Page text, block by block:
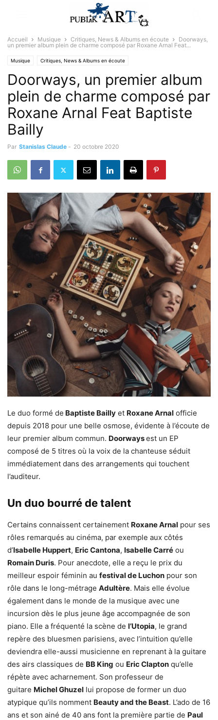
Accueil Musique Critiques, News & Albums en écoute
Doorways,
un premier album plein de charme composé par Roxane Arnal Feat...
Musique Critiques, News & Albums en écoute
Doorways, un premier album
plein de charme composé par
Roxane Arnal Feat Baptiste
Bailly
Par Stanislas Claude - 20 octobre 2020
Le duo formé de Baptiste Bailly et Roxane Arnal officie
depuis 2018 pour une belle osmose, évidente à l’écoute de
leur premier album commun. Doorwaysest un EP
composé de 5 titres où la voix de la chanteuse séduit
immédiatement dans des arrangements qui touchent
l’auditeur.
Un duo bourré de talent
Certains connaissent certainement Roxane Arnal pour ses
rôles remarqués au cinéma, par exemple aux côtés
d’Isabelle Huppert, Eric Cantona, Isabelle Carré ou
Romain Duris. Pour anecdote, elle a reçu le prix du
meilleur espoir féminin au festival de Luchon pour son
rôle dans le long-métrage Adultère. Mais elle évolue
également dans le monde de la musique avec une
incursion dès le plus jeune âge accompagnée de son
piano. Elle a fréquenté la scène de l’Utopia, le grand
repère des bluesmen parisiens, avec l’intuition qu’elle
deviendra elle-aussi musicienne en reprenant à la guitare
des airs classiques de BB King ou Eric Clapton qu’elle
répète avec acharnement. Son professeur de
guitare Michel Ghuzel lui propose de former un duo
atypique qu’ils nomment Beauty and the Beast. L’ado de 16
ans et son ainé de 40 ans font la première partie de Paul